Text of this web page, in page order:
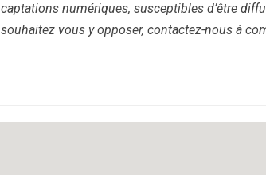
captations numériques, susceptibles d’être
souhaitez vous y opposer, contactez-nous à